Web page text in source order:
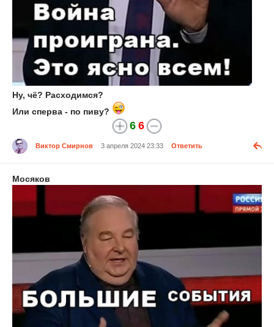
Ну, чё? Расходимся?
Или сперва - по пиву?
6 6
Виктор Смирнов 3 апреля 2024 23:33 Ответить
Мосяков